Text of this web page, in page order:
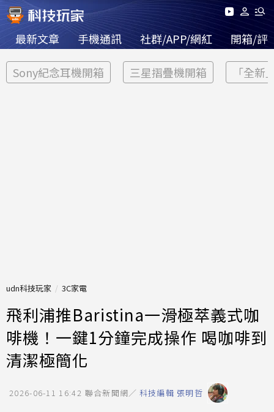
最新文章 手機通訊 社群/APP/網紅 開箱/評
Sony紀念耳機開箱 三星摺疊機開箱 「全新
udn科技玩家 3C家電
飛利浦推Baristina一滑極萃義式咖
啡機！一鍵1分鐘完成操作 喝咖啡到
清潔極簡化
2026-06-11 16:42 聯合新聞網／ 科技編輯 張明哲